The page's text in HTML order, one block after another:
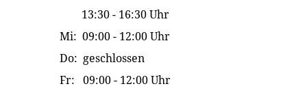
13:30 - 16:30 Uhr
Mi: 09:00 - 12:00 Uhr
Do: geschlossen
Fr: 09:00 - 12:00 Uhr